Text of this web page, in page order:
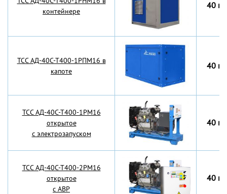
контейнере
40
TCC АД-40С-Т400-1РПМ16 в
капоте
40
TCC АД-40С-Т400-1РМ16
открытое
с электрозапуском
40
TCC АД-40С-Т400-2РМ16
открытое
с АВР
40